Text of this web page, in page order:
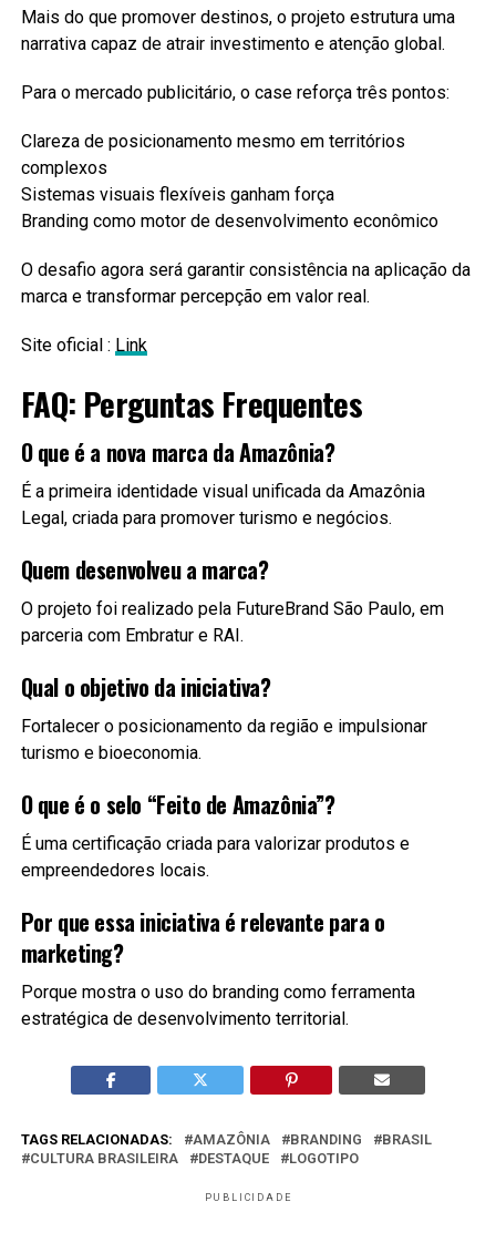
Mais do que promover destinos, o projeto estrutura uma
narrativa capaz de atrair investimento e atenção global.
Para o mercado publicitário, o case reforça três pontos:
Clareza de posicionamento mesmo em territórios
complexos
Sistemas visuais flexíveis ganham força
Branding como motor de desenvolvimento econômico
O desafio agora será garantir consistência na aplicação da
marca e transformar percepção em valor real.
Site oficial : Link
FAQ: Perguntas Frequentes
O que é a nova marca da Amazônia?
É a primeira identidade visual unificada da Amazônia
Legal, criada para promover turismo e negócios.
Quem desenvolveu a marca?
O projeto foi realizado pela FutureBrand São Paulo, em
parceria com Embratur e RAI.
Qual o objetivo da iniciativa?
Fortalecer o posicionamento da região e impulsionar
turismo e bioeconomia.
O que é o selo “Feito de Amazônia”?
É uma certificação criada para valorizar produtos e
empreendedores locais.
Por que essa iniciativa é relevante para o
marketing?
Porque mostra o uso do branding como ferramenta
estratégica de desenvolvimento territorial.
TAGS RELACIONADAS: AMAZÔNIA BRANDING
BRASIL
CULTURA BRASILEIRA
DESTAQUE LOGOTIPO
PUBLICIDADE